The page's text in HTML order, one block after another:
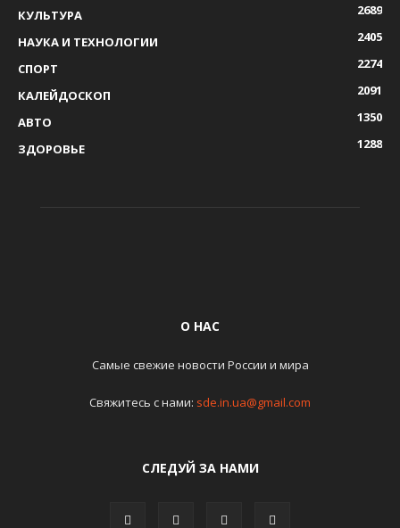
КУЛЬТУРА
2689
НАУКА И ТЕХНОЛОГИИ
2405
СПОРТ
2274
КАЛЕЙДОСКОП
2091
АВТО
1350
ЗДОРОВЬЕ
1288
О НАС
Самые свежие новости России и мира
Свяжитесь с нами: sde.in.ua@gmail.com
СЛЕДУЙ ЗА НАМИ